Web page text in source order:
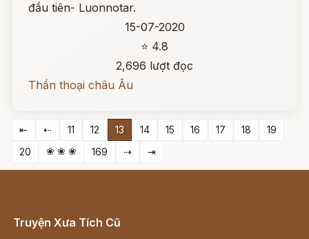
đầu tiên- Luonnotar.
15-07-2020
⭐ 4.8
2,696 lượt đọc
Thần thoại châu Âu
⇤ ⇠ 11 12 13 14 15 16 17 18
19
20
❀ ❀ ❀ 169 ⇢ ⇥
Truyện Xưa Tích Cũ